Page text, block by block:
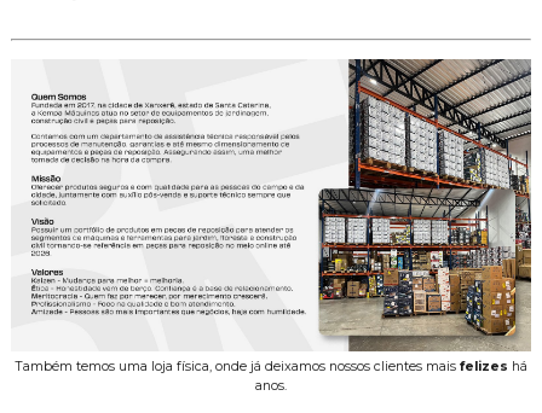
Também temos uma loja física, onde já deixamos nossos clientes mais felizes há
anos.